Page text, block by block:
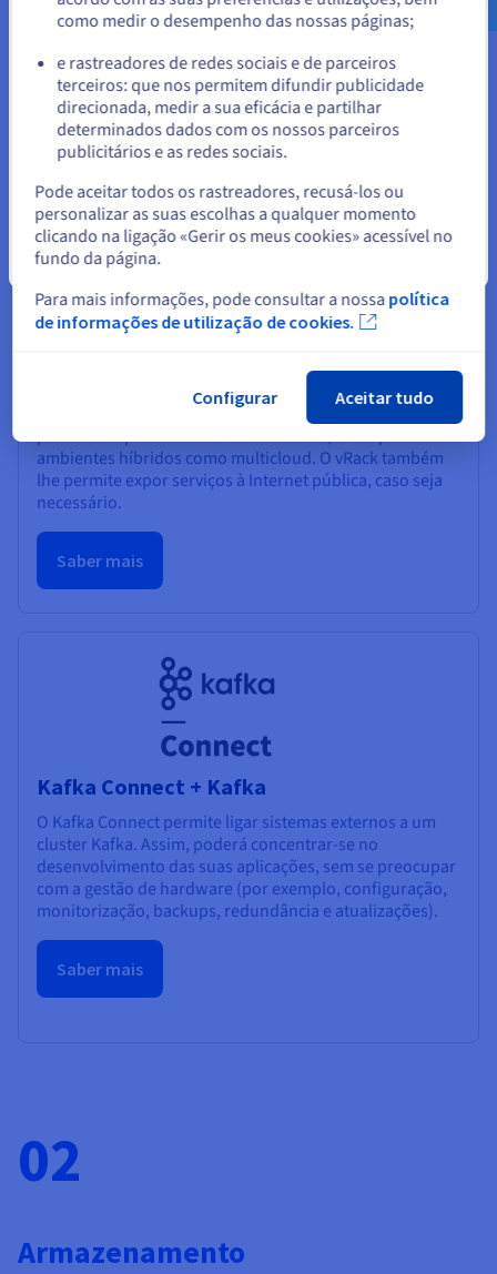
de serviços de bases de dados. Amplie o seu ambiente
de cloud híbrida e cloud-to-cloud. Pode ligar as suas bases de
dados às nossas para tratar qualquer tipo de informação,
desde web static a dados de sensores, passando por dados
comerciais pertinentes.
A solução OVHcloud Connect oferece-lhe uma ligação,
altamente segura e de elevado desempenho, da sua rede
para a rede privada vRack da OVHcloud, tanto para
ambientes híbridos como multicloud. O vRack também
lhe permite expor serviços à Internet pública, caso seja
necessário.
Saber mais
Kafka Connect + Kafka
O Kafka Connect permite ligar sistemas externos a um
cluster Kafka. Assim, poderá concentrar-se no
desenvolvimento das suas aplicações, sem se preocupar
com a gestão de hardware (por exemplo, configuração,
monitorização, backups, redundância e atualizações).
Saber mais
02
Armazenamento
ou
Ficar no website atual
Selecionar outro website
como medir o desempenho das nossas páginas;
e rastreadores de redes sociais e de parceiros
terceiros: que nos permitem difundir publicidade
direcionada, medir a sua eficácia e partilhar
determinados dados com os nossos parceiros
publicitários e as redes sociais.
Pode aceitar todos os rastreadores, recusá-los ou
personalizar as suas escolhas a qualquer momento
clicando na ligação «Gerir os meus cookies» acessível no
fundo da página.
Para mais informações, pode consultar a nossa política
de informações de utilização de cookies.
Configurar Aceitar tudo